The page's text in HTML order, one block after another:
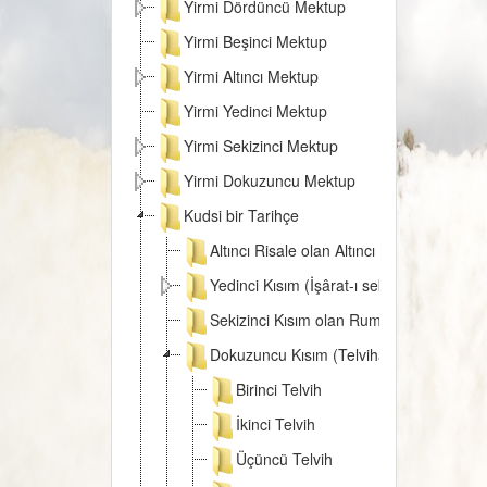
Yirmi Dördüncü Mektup
Yirmi Beşinci Mektup
Yirmi Altıncı Mektup
Yirmi Yedinci Mektup
Yirmi Sekizinci Mektup
Yirmi Dokuzuncu Mektup
Kudsi bir Tarihçe
Altıncı Risale olan Altıncı Kısmın Zeyli
Yedinci Kısım (İşârat-ı seba)
Sekizinci Kısım olan Rumuzat-ı
Dokuzuncu Kısım (Telvihat-ı Tis'a)
Birinci Telvih
İkinci Telvih
Üçüncü Telvih